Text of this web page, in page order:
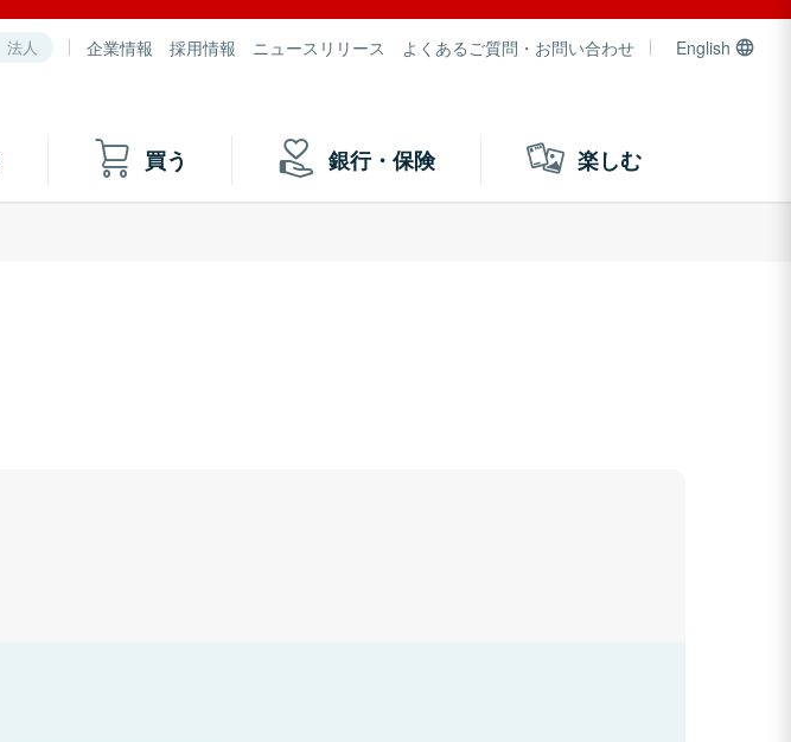
法人 企業情報 採用情報 ニュースリリース よくあるご質問・お問い合わせ English
買う 銀行・保険 楽しむ